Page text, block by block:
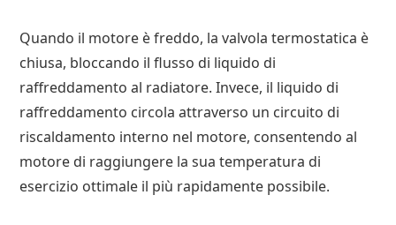
Quando il motore è freddo, la valvola termostatica è
chiusa, bloccando il flusso di liquido di
raffreddamento al radiatore. Invece, il liquido di
raffreddamento circola attraverso un circuito di
riscaldamento interno nel motore, consentendo al
motore di raggiungere la sua temperatura di
esercizio ottimale il più rapidamente possibile.